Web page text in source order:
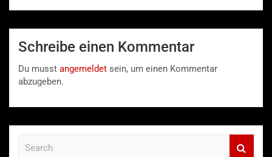
Schreibe einen Kommentar
Du musst angemeldet sein, um einen Kommentar
abzugeben.